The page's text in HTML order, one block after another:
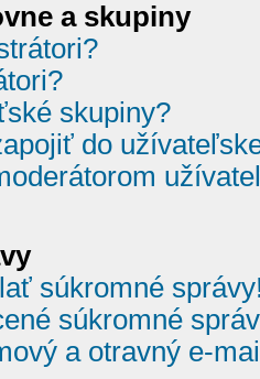
a skupiny
skupiny?
do
súkromné
súkromné
a otravný e-